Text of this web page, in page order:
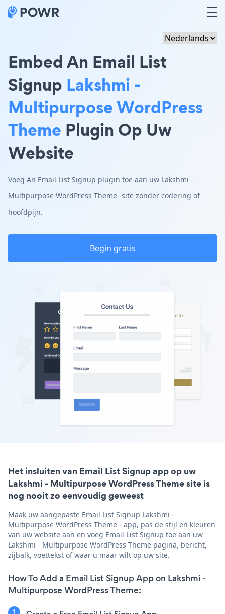
Embed An Email List
Signup Lakshmi -
Multipurpose WordPress
Theme Plugin Op Uw
Website
Voeg An Email List Signup plugin toe aan uw Lakshmi -
Multipurpose WordPress Theme -site zonder codering of
hoofdpijn.
Begin gratis
Het insluiten van Email List Signup app op uw
Lakshmi - Multipurpose WordPress Theme site is
nog nooit zo eenvoudig geweest
Maak uw aangepaste Email List Signup Lakshmi -
Multipurpose WordPress Theme - app, pas de stijl en kleuren
van uw website aan en voeg Email List Signup toe aan uw
Lakshmi - Multipurpose WordPress Theme pagina, bericht,
zijbalk, voettekst of waar u maar wilt op uw site.
How To Add a Email List Signup App on Lakshmi -
Multipurpose WordPress Theme: